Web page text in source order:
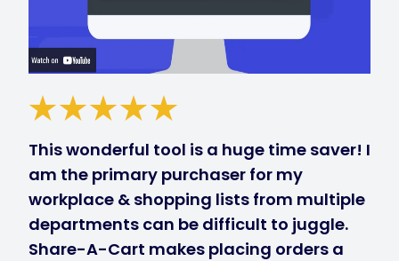
This wonderful tool is a huge time saver! I
am the primary purchaser for my
workplace & shopping lists from multiple
departments can be difficult to juggle.
Share-A-Cart makes placing orders a